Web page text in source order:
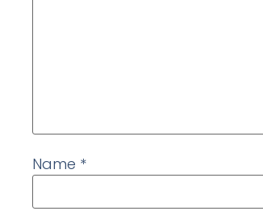
Name *